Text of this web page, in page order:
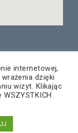
o.o.
internetowej,
dzięki
wizyt. Klikając